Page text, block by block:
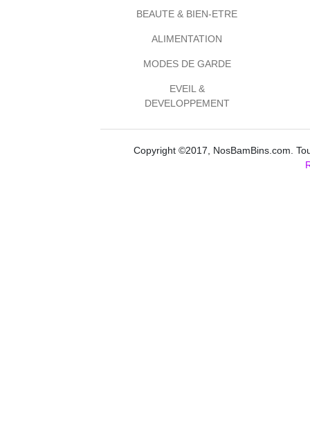
BEAUTE & BIEN-ETRE
ALIMENTATION
MODES DE GARDE
EVEIL &
DEVELOPPEMENT
Copyright ©2017, NosBamBins.com.